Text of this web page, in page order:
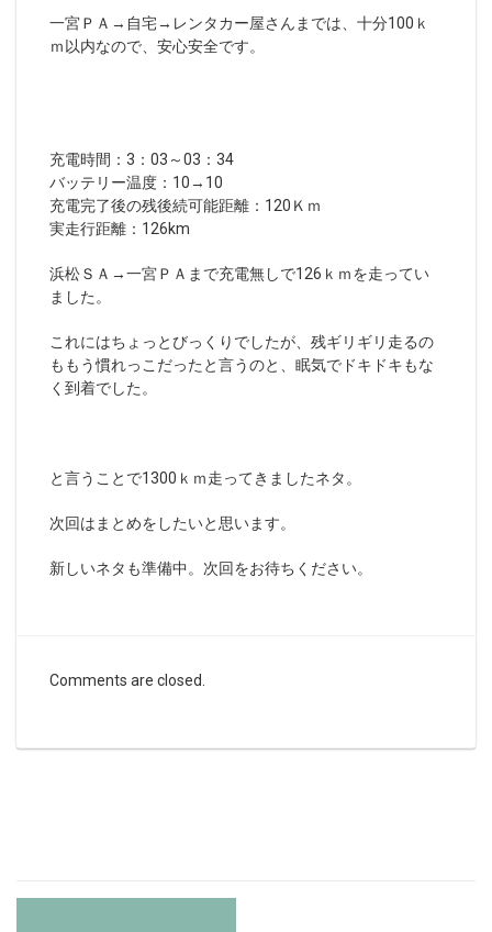
一宮ＰＡ→自宅→レンタカー屋さんまでは、十分100ｋ
ｍ以内なので、安心安全です。
充電時間：3：03～03：34
バッテリー温度：10→10
充電完了後の残後続可能距離：120Ｋｍ
実走行距離：126km
浜松ＳＡ→一宮ＰＡまで充電無しで126ｋｍを走ってい
ました。
これにはちょっとびっくりでしたが、残ギリギリ走るの
ももう慣れっこだったと言うのと、眠気でドキドキもな
く到着でした。
と言うことで1300ｋｍ走ってきましたネタ。
次回はまとめをしたいと思います。
新しいネタも準備中。次回をお待ちください。
Comments are closed.